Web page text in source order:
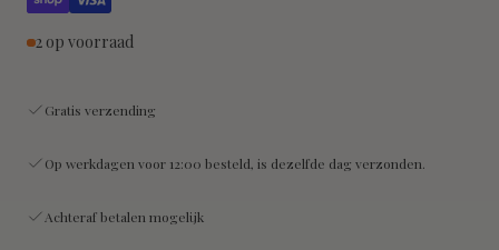
2 op voorraad
Gratis verzending
Op werkdagen voor 12:00 besteld, is dezelfde dag verzonden.
Achteraf betalen mogelijk